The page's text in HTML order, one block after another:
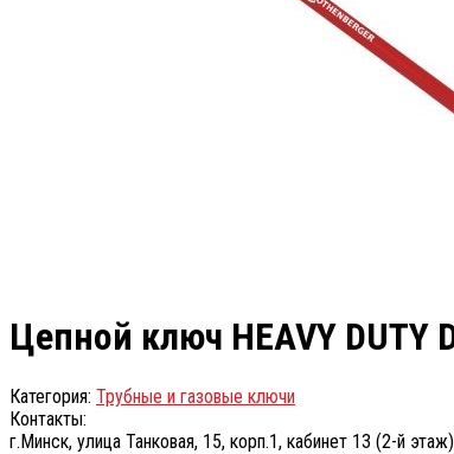
Цепной ключ HEAVY
Категория: Трубные и газовые ключи
Контакты:
г.Минск, улица Танковая, 15, корп.1, кабинет 13 (2-й этаж)